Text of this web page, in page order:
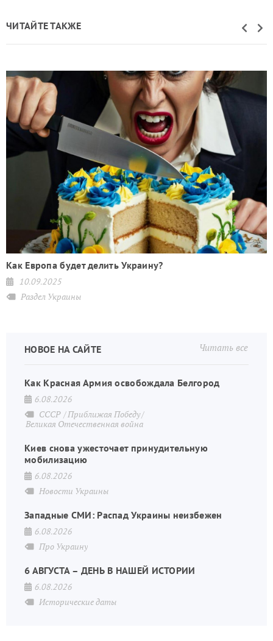
ЧИТАЙТЕ ТАКЖЕ
Как Европа будет делить Украину?
10.09.2025
Раздел Украины
Читать все
НОВОЕ НА САЙТЕ
Как Красная Армия освобождала Белгород
6.08.2026
СССР Приближая Победу
Великая Отечественная война
Киев снова ужесточает принудительную
мобилизацию
6.08.2026
Новости Украины
Западные СМИ: Распад Украины неизбежен
6.08.2026
Про Украину
6 АВГУСТА – ДЕНЬ В НАШЕЙ ИСТОРИИ
6.08.2026
Исторические даты